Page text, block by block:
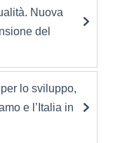
Nuova
del
lo sviluppo,
e l’Italia in